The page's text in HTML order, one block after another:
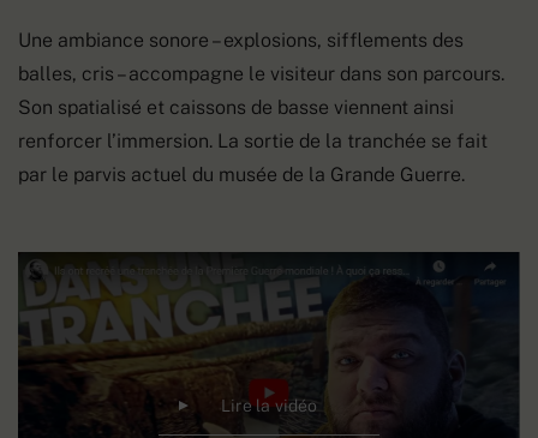
Une ambiance sonore – explosions, sifflements des
balles, cris – accompagne le visiteur dans son parcours.
Son spatialisé et caissons de basse viennent ainsi
renforcer l’immersion. La sortie de la tranchée se fait
par le parvis actuel du musée de la Grande Guerre.
Lire la vidéo